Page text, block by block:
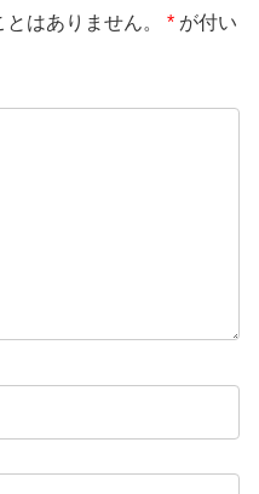
はありません。 * が付い